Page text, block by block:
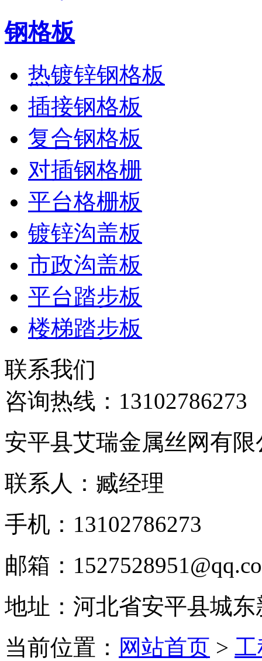
钢格板
热镀锌钢格板
插接钢格板
复合钢格板
对插钢格栅
平台格栅板
镀锌沟盖板
市政沟盖板
平台踏步板
楼梯踏步板
联系我们
咨询热线： 13102786273
安平县艾瑞金属丝网有限
联系人：臧经理
手机：13102786273
邮箱：
地址：河北省安平县城
当前位置： 网站首页 >